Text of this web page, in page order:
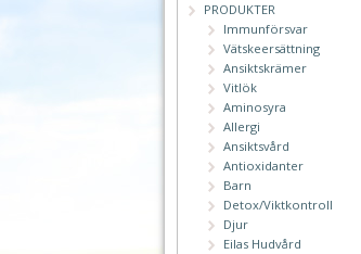
PRODUKTER
Immunförsvar
Vätskeersättning
Ansiktskrämer
Vitlök
Aminosyra
Allergi
Ansiktsvård
Antioxidanter
Barn
Detox/Viktkontroll
Djur
Eilas Hudvård